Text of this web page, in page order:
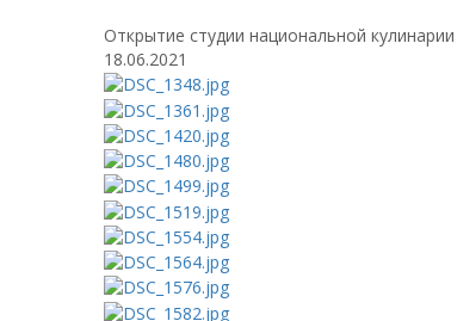
Открытие студии национальной
18.06.2021